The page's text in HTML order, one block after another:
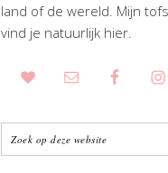
land of de wereld. Mijn
vind je natuurlijk hier.